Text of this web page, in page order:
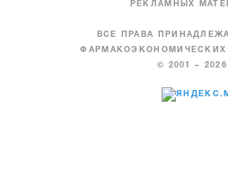
РЕКЛАМНЫХ
ВСЕ ПРАВА
ФАРМАКОЭКОНОМИЧЕСКИХ
© 2001 – 2026